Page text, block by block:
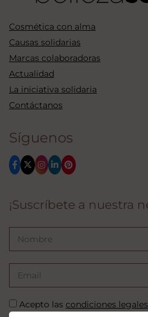
Cosmética con alma
Causas solidarias
Marcas colaboradoras
Actualidad
La iniciativa solidaria
Contáctanos
Síguenos
¡Suscríbete a nuestra
Acepto las condiciones legales